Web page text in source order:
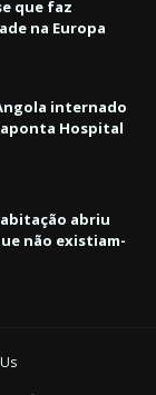
que faz
na Europa
internado
Hospital
abriu
não existiam-